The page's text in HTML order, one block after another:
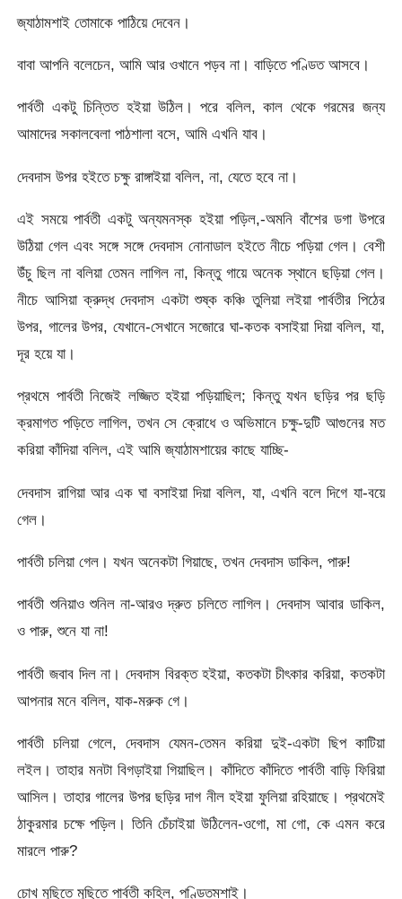
জ্যাঠামশাই তোমাকে পাঠিয়ে দেবেন।
বাবা আপনি বলেচেন, আমি আর ওখানে পড়ব না। বাড়িতে পণ্ডিত আসবে।
পার্বতী একটু চিন্তিত হইয়া উঠিল। পরে বলিল, কাল থেকে গরমের জন্য
আমাদের সকালবেলা পাঠশালা বসে, আমি এখনি যাব।
দেবদাস উপর হইতে চক্ষু রাঙ্গাইয়া বলিল, না, যেতে হবে না।
এই সময়ে পার্বতী একটু অন্যমনস্ক হইয়া পড়িল,-অমনি বাঁশের ডগা উপরে
উঠিয়া গেল এবং সঙ্গে সঙ্গে দেবদাস নোনাডাল হইতে নীচে পড়িয়া গেল। বেশী
উঁচু ছিল না বলিয়া তেমন লাগিল না, কিন্তু গায়ে অনেক স্থানে ছড়িয়া গেল।
নীচে আসিয়া ক্রুদ্ধ দেবদাস একটা শুষ্ক কঞ্চি তুলিয়া লইয়া পার্বতীর পিঠের
উপর, গালের উপর, যেখানে-সেখানে সজোরে ঘা-কতক বসাইয়া দিয়া বলিল, যা,
দূর হয়ে যা।
প্রথমে পার্বতী নিজেই লজ্জিত হইয়া পড়িয়াছিল; কিন্তু যখন ছড়ির পর ছড়ি
ক্রমাগত পড়িতে লাগিল, তখন সে ক্রোধে ও অভিমানে চক্ষু-দুটি আগুনের মত
করিয়া কাঁদিয়া বলিল, এই আমি জ্যাঠামশায়ের কাছে যাচ্ছি-
দেবদাস রাগিয়া আর এক ঘা বসাইয়া দিয়া বলিল, যা, এখনি বলে দিগে যা-বয়ে
গেল।
পার্বতী চলিয়া গেল। যখন অনেকটা গিয়াছে, তখন দেবদাস ডাকিল, পারু!
পার্বতী শুনিয়াও শুনিল না-আরও দ্রুত চলিতে লাগিল। দেবদাস আবার ডাকিল,
ও পারু, শুনে যা না!
পার্বতী জবাব দিল না। দেবদাস বিরক্ত হইয়া, কতকটা চীৎকার করিয়া, কতকটা
আপনার মনে বলিল, যাক-মরুক গে।
পার্বতী চলিয়া গেলে, দেবদাস যেমন-তেমন করিয়া দুই-একটা ছিপ কাটিয়া
লইল। তাহার মনটা বিগড়াইয়া গিয়াছিল। কাঁদিতে কাঁদিতে পার্বতী বাড়ি ফিরিয়া
আসিল। তাহার গালের উপর ছড়ির দাগ নীল হইয়া ফুলিয়া রহিয়াছে। প্রথমেই
ঠাকুরমার চক্ষে পড়িল। তিনি চেঁচাইয়া উঠিলেন-ওগো, মা গো, কে এমন করে
মারলে পারু?
চোখ মুছিতে মুছিতে পার্বতী কহিল, পণ্ডিতমশাই।